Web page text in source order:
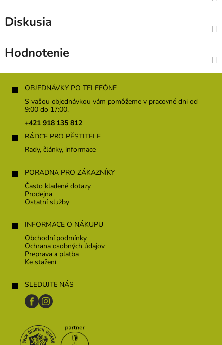
Diskusia
Hodnotenie
OBJEDNÁVKY PO TELEFÓNE
S vašou objednávkou vám pomôžeme v pracovné dni od
9:00 do 17:00.
+421 918 135 812
RÁDCE PRO PĚSTITELE
Rady, články, informace
PORADNA PRO ZÁKAZNÍKY
Často kladené dotazy
Prodejna
Ostatní služby
INFORMACE O NÁKUPU
Obchodní podmínky
Ochrana osobných údajov
Preprava a platba
Ke stažení
SLEDUJTE NÁS